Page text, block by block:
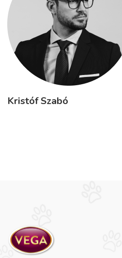
Kristóf Szabó